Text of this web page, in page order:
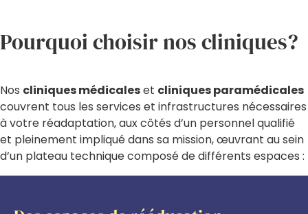
Pourquoi choisir nos cliniques?
Nos cliniques médicaleset cliniques paramédicales
couvrent tous les services et infrastructures nécessaires
à votre réadaptation, aux côtés d’un personnel qualifié
et pleinement impliqué dans sa mission, œuvrant au sein
d’un plateau technique composé de différents espaces :